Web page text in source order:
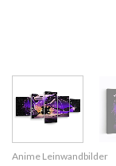
Anime Leinwandbilder